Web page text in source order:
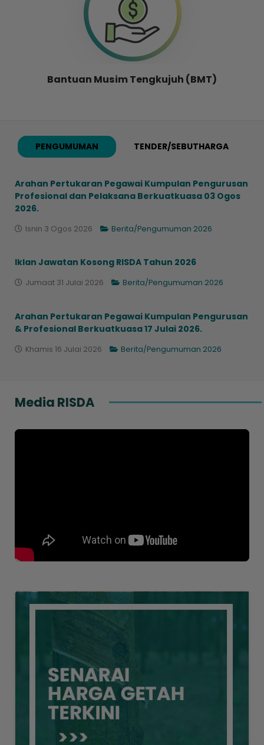
Bantuan Musim Tengkujuh (BMT)
PENGUMUMAN TENDER/SEBUTHARGA
Arahan Pertukaran Pegawai Kumpulan Pengurusan
Profesional dan Pelaksana Berkuatkuasa 03 Ogos
2026.
Isnin 3 Ogos 2026 Berita/Pengumuman 2026
Iklan Jawatan Kosong RISDA Tahun 2026
Jumaat 31 Julai 2026 Berita/Pengumuman 2026
Arahan Pertukaran Pegawai Kumpulan Pengurusan
& Profesional Berkuatkuasa 17 Julai 2026.
Khamis 16 Julai 2026 Berita/Pengumuman 2026
Media RISDA